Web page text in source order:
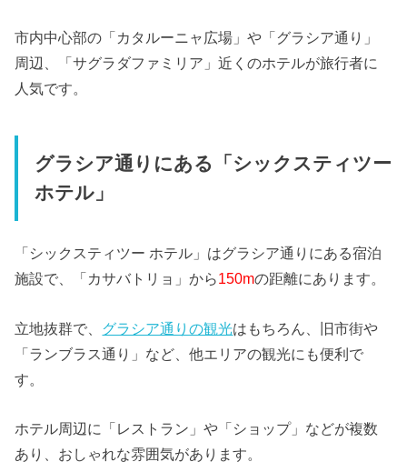
市内中心部の「カタルーニャ広場」や「グラシア通り」
周辺、「サグラダファミリア」近くのホテルが旅行者に
人気です。
グラシア通りにある「シックスティツー
ホテル」
「シックスティツー ホテル」はグラシア通りにある宿泊
施設で、「カサバトリョ」から150mの距離にあります。
立地抜群で、 グラシア通りの観光はもちろん、旧市街や
「ランブラス通り」など、他エリアの観光にも便利で
す。
ホテル周辺に「レストラン」や「ショップ」などが複数
あり、おしゃれな雰囲気があります。